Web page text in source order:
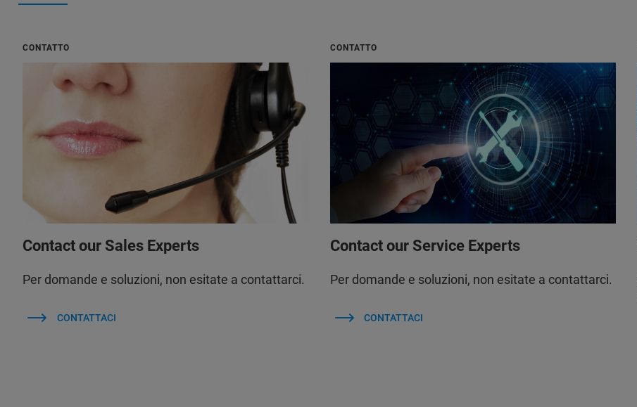
CONTATTO
Contact our Sales Experts
Per domande e soluzioni, non esitate a contattarci.
CONTATTACI
CONTATTO
Contact our Service Experts
Per domande e soluzioni, non esitate a contattarci.
CONTATTACI